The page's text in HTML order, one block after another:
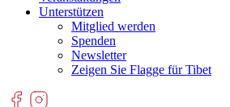
Unterstützen
Mitglied werden
Spenden
Newsletter
Zeigen Sie Flagge für Tibet